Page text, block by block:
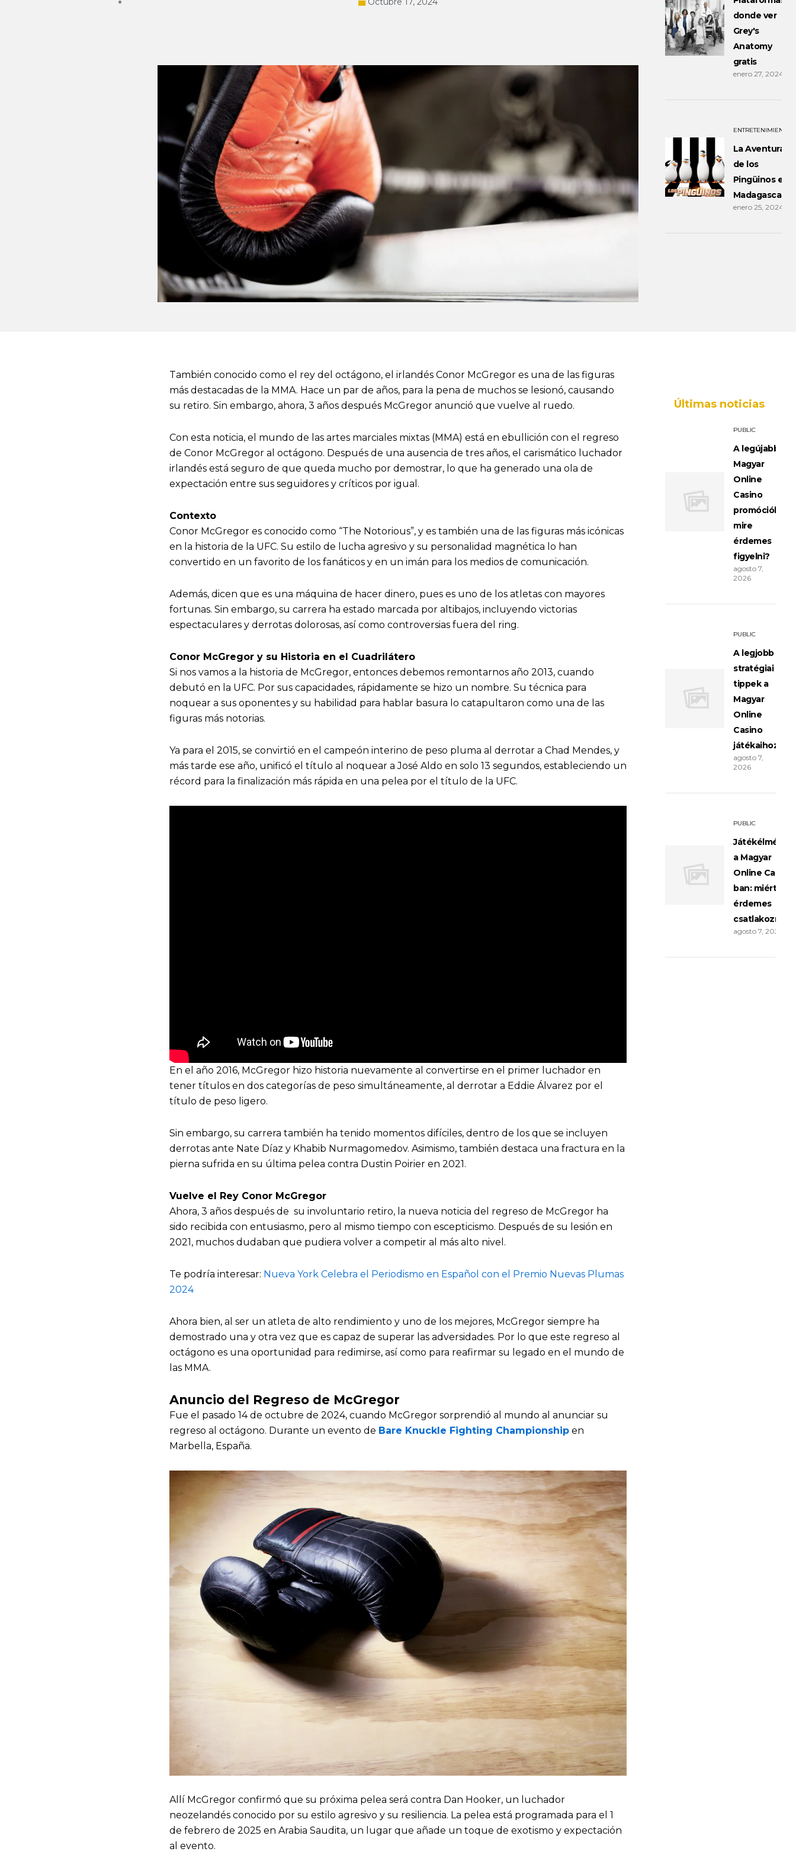
donde ver
Grey's
Anatomy
gratis
enero 27, 2024
ENTRETENIMIENTO
La Aventura
de los
Pingüinos en
Madagascar
enero 25, 2024
También conocido como el rey del octágono, el irlandés Conor McGregor es una de las figuras
más destacadas de la MMA. Hace un par de años, para la pena de muchos se lesionó, causando
su retiro. Sin embargo, ahora, 3 años después McGregor anunció que vuelve al ruedo.
Con esta noticia, el mundo de las artes marciales mixtas (MMA) está en ebullición con el regreso
de Conor McGregor al octágono. Después de una ausencia de tres años, el carismático luchador
irlandés está seguro de que queda mucho por demostrar, lo que ha generado una ola de
expectación entre sus seguidores y críticos por igual.
Contexto
Conor McGregor es conocido como “The Notorious”, y es también una de las figuras más icónicas
en la historia de la UFC. Su estilo de lucha agresivo y su personalidad magnética lo han
convertido en un favorito de los fanáticos y en un imán para los medios de comunicación.
Además, dicen que es una máquina de hacer dinero, pues es uno de los atletas con mayores
fortunas. Sin embargo, su carrera ha estado marcada por altibajos, incluyendo victorias
espectaculares y derrotas dolorosas, así como controversias fuera del ring.
Conor McGregor y su Historia en el Cuadrilátero
Si nos vamos a la historia de McGregor, entonces debemos remontarnos año 2013, cuando
debutó en la UFC. Por sus capacidades, rápidamente se hizo un nombre. Su técnica para
noquear a sus oponentes y su habilidad para hablar basura lo catapultaron como una de las
figuras más notorias.
Ya para el 2015, se convirtió en el campeón interino de peso pluma al derrotar a Chad Mendes, y
más tarde ese año, unificó el título al noquear a José Aldo en solo 13 segundos, estableciendo un
récord para la finalización más rápida en una pelea por el título de la UFC.
En el año 2016, McGregor hizo historia nuevamente al convertirse en el primer luchador en
tener títulos en dos categorías de peso simultáneamente, al derrotar a Eddie Álvarez por el
título de peso ligero.
Sin embargo, su carrera también ha tenido momentos difíciles, dentro de los que se incluyen
derrotas ante Nate Díaz y Khabib Nurmagomedov. Asimismo, también destaca una fractura en la
pierna sufrida en su última pelea contra Dustin Poirier en 2021.
Vuelve el Rey Conor McGregor
Ahora, 3 años después de su involuntario retiro, la nueva noticia del regreso de McGregor ha
sido recibida con entusiasmo, pero al mismo tiempo con escepticismo. Después de su lesión en
2021, muchos dudaban que pudiera volver a competir al más alto nivel.
Te podría interesar: Nueva York Celebra el Periodismo en Español con el Premio Nuevas Plumas
2024
Ahora bien, al ser un atleta de alto rendimiento y uno de los mejores, McGregor siempre ha
demostrado una y otra vez que es capaz de superar las adversidades. Por lo que este regreso al
octágono es una oportunidad para redimirse, así como para reafirmar su legado en el mundo de
las MMA.
Anuncio del Regreso de McGregor
Fue el pasado 14 de octubre de 2024, cuando McGregor sorprendió al mundo al anunciar su
regreso al octágono. Durante un evento de Bare Knuckle Fighting Championshipen
Marbella, España.
Allí McGregor confirmó que su próxima pelea será contra Dan Hooker, un luchador
neozelandés conocido por su estilo agresivo y su resiliencia. La pelea está programada para el 1
de febrero de 2025 en Arabia Saudita, un lugar que añade un toque de exotismo y expectación
al evento.
Últimas noticias
PUBLIC
A legújabb
Magyar
Online
Casino
promóciók:
mire
érdemes
figyelni?
agosto 7,
2026
PUBLIC
A legjobb
stratégiai
tippek a
Magyar
Online
Casino
játékaihoz
agosto 7,
2026
PUBLIC
a Magyar
Online Casino-
ban: miért
érdemes
csatlakozni?
agosto 7, 2026